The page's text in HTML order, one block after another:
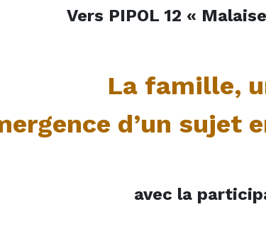
Vers PIPOL 12 «
La famille,
d’un sujet
avec la